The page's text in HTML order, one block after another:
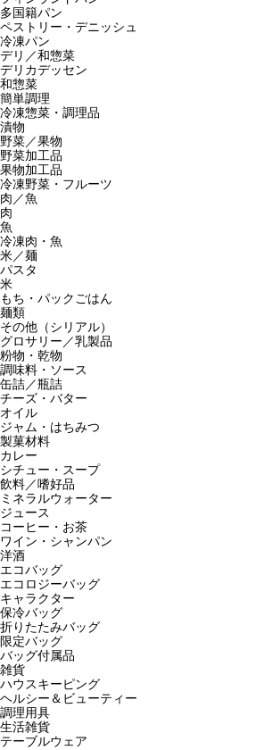
多国籍パン
ペストリー・デニッシュ
冷凍パン
デリ／和惣菜
デリカデッセン
和惣菜
簡単調理
冷凍惣菜・調理品
漬物
野菜／果物
野菜加工品
果物加工品
冷凍野菜・フルーツ
肉／魚
肉
魚
冷凍肉・魚
米／麺
パスタ
米
もち・パックごはん
麺類
その他（シリアル）
グロサリー／乳製品
粉物・乾物
調味料・ソース
缶詰／瓶詰
チーズ・バター
オイル
ジャム・はちみつ
製菓材料
カレー
シチュー・スープ
飲料／嗜好品
ミネラルウォーター
ジュース
コーヒー・お茶
ワイン・シャンパン
洋酒
エコバッグ
エコロジーバッグ
キャラクター
保冷バッグ
折りたたみバッグ
限定バッグ
バッグ付属品
雑貨
ハウスキーピング
ヘルシー＆ビューティー
調理用具
生活雑貨
テーブルウェア